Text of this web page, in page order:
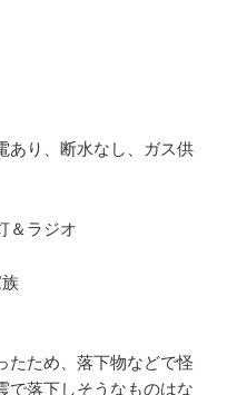
あり、断水なし、ガス供
＆ラジオ
たため、落下物などで怪
で落下しそうなものはな